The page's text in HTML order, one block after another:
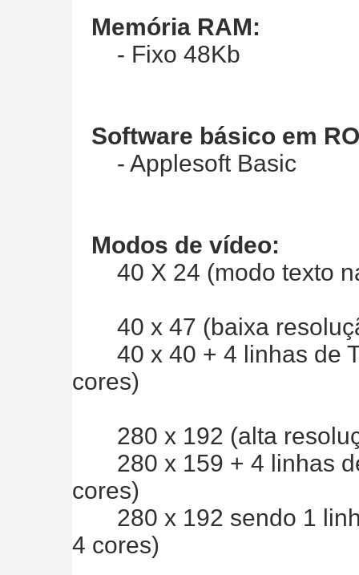
Memória RAM:
- Fixo 48Kb
Software básico em
- Applesoft Basic
Modos de vídeo:
40 X 24 (modo texto
40 x 47 (baixa
40 x 40 + 4 linhas de
cores)
280 x 192 (alta
280 x 159 + 4 linhas
cores)
280 x 192 sendo 1
4 cores)